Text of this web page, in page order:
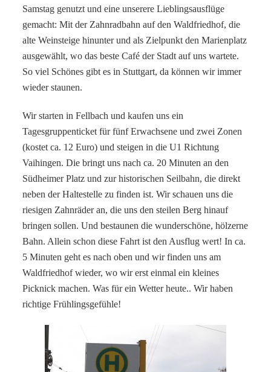
Samstag genutzt und eine unserere Lieblingsausflüge
gemacht: Mit der Zahnradbahn auf den Waldfriedhof, die
alte Weinsteige hinunter und als Zielpunkt den Marienplatz
ausgewählt, wo das beste Café der Stadt auf uns wartete.
So viel Schönes gibt es in Stuttgart, da können wir immer
wieder staunen.
Wir starten in Fellbach und kaufen uns ein
Tagesgruppenticket für fünf Erwachsene und zwei Zonen
(kostet ca. 12 Euro) und steigen in die U1 Richtung
Vaihingen. Die bringt uns nach ca. 20 Minuten an den
Südheimer Platz und zur historischen Seilbahn, die direkt
neben der Haltestelle zu finden ist. Wir schauen uns die
riesigen Zahnräder an, die uns den steilen Berg hinauf
bringen sollen. Und bestaunen die wunderschöne, hölzerne
Bahn. Allein schon diese Fahrt ist den Ausflug wert! In ca.
5 Minuten geht es nach oben und wir finden uns am
Waldfriedhof wieder, wo wir erst einmal ein kleines
Picknick machen. Was für ein Wetter heute.. Wir haben
richtige Frühlingsgefühle!